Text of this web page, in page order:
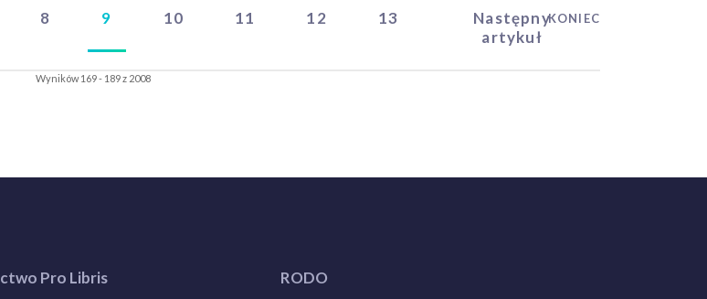
8 9 10 11 12 13
Następny
artykuł
KONIEC
Wyników 169 - 189 z 2008
Pro Libris RODO